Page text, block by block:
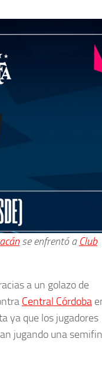
se enfrentó a Club
a un golazo de
Central Córdoba
ya que los jugadores
jugando una